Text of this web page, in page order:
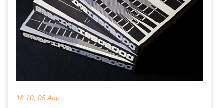
18:10, 05 Апр